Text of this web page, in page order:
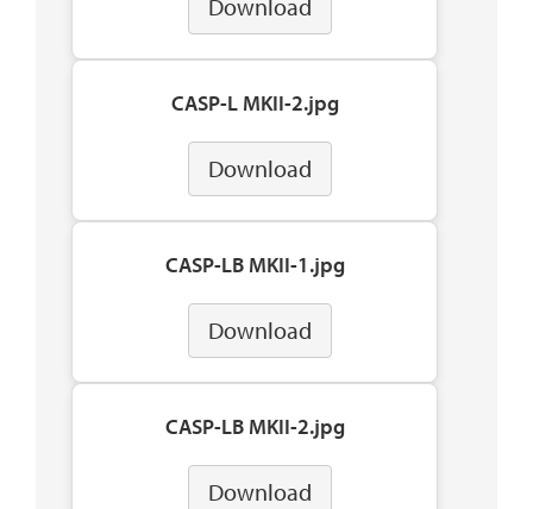
Download
CASP-L MKII-2.jpg
Download
CASP-LB MKII-1.jpg
Download
CASP-LB MKII-2.jpg
Download